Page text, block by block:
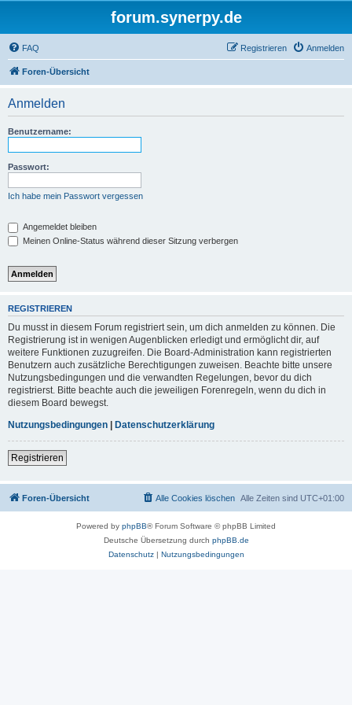
forum.synerpy.de
FAQ Anmelden
Registrieren
Foren-Übersicht
Anmelden
Benutzername:
Passwort:
Ich habe mein Passwort vergessen
Angemeldet bleiben
Meinen Online-Status während dieser Sitzung verbergen
REGISTRIEREN
Du musst in diesem Forum registriert sein, um dich anmelden zu können. Die
Registrierung ist in wenigen Augenblicken erledigt und ermöglicht dir, auf
weitere Funktionen zuzugreifen. Die Board-Administration kann registrierten
Benutzern auch zusätzliche Berechtigungen zuweisen. Beachte bitte unsere
Nutzungsbedingungen und die verwandten Regelungen, bevor du dich
registrierst. Bitte beachte auch die jeweiligen Forenregeln, wenn du dich in
diesem Board bewegst.
Nutzungsbedingungen | Datenschutzerklärung
Registrieren
Foren-Übersicht Alle Zeiten sind UTC+01:00
Alle Cookies löschen
Powered by phpBB® Forum Software © phpBB Limited
Deutsche Übersetzung durch phpBB.de
Datenschutz| Nutzungsbedingungen